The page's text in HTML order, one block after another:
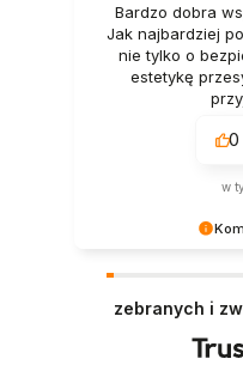
że jesteśmy na
pozdrowieniami,
Bardzo dobra
Jak najbardziej
nie tylko o
estetykę
0
w
zebranych i